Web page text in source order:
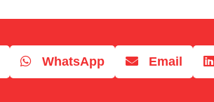
WhatsApp Email